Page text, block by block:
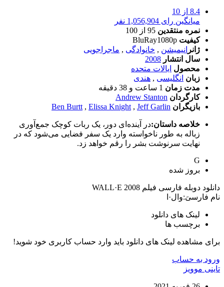
8.4 از 10
میانگین رای 1,056,904 نفر
نمره منتقدین 95 از 100
کیفیت BluRay1080p
ژانر انیمیشن , خانوادگی , ماجراجویی
سال انتشار 2008
محصول ایالات متحده
زبان انگلیسی , هندی
مدت زمان 1 ساعت و 38 دقیقه
کارگردان Andrew Stanton
بازیگران
Ben Burtt , Elissa Knight , Jeff Garlin
خلاصه داستان:در آینده‌ای دور، یک ربات کوچک جمع‌آوری
زباله به طور ناخواسته وارد یک سفر فضایی می‌شود که در
نهایت سرنوشت بشر را رقم خواهد زد.
G
بروز‌ شده
دانلود دوبله فارسی فیلم WALL·E 2008
نام فارسیَ:وال·ا
لینک های دانلود
برچسب ها
برای مشاهده لینک های دانلود باید وارد حساب کاربری خود شوید!
ورود به حساب
تاینی موویز